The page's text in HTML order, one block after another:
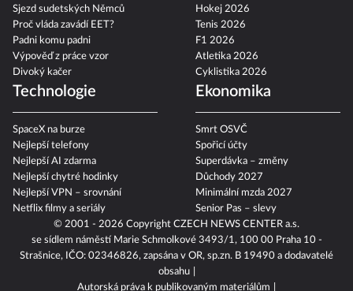
© 2001 - 2026 Copyright CZECH NEWS CENTER a.s.
se sídlem náměstí Marie Schmolkové 3493/1, 100 00 Praha 10 -
Strašnice, IČO: 02346826, zapsána v OR, sp.zn. B 19490 a dodavatelé
obsahu
Autorská práva k publikovaným materiálům
Sjezd sudetských Němců
Proč vláda zavádí EET?
Padni komu padni
Výpověď z práce vzor
Divoký kačer
Hokej 2026
Tenis 2026
F1 2026
Atletika 2026
Cyklistika 2026
Technologie
SpaceX na burze
Nejlepší telefony
Nejlepší AI zdarma
Nejlepší chytré hodinky
Nejlepší VPN – srovnání
Netflix filmy a seriály
Ekonomika
Smrt OSVČ
Spořicí účty
Superdávka – změny
Důchody 2027
Minimální mzda 2027
Senior Pas – slevy